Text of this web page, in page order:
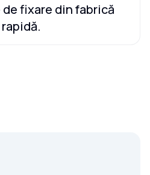
fixare din fabrică